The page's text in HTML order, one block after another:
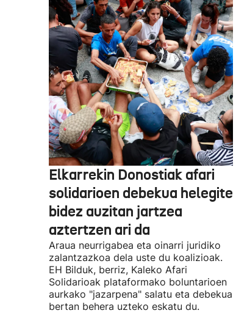
Elkarrekin Donostiak afari
solidarioen debekua helegite
bidez auzitan jartzea
aztertzen ari da
Araua neurrigabea eta oinarri juridiko
zalantzazkoa dela uste du koalizioak.
EH Bilduk, berriz, Kaleko Afari
Solidarioak plataformako boluntarioen
aurkako "jazarpena" salatu eta debekua
bertan behera uzteko eskatu du.